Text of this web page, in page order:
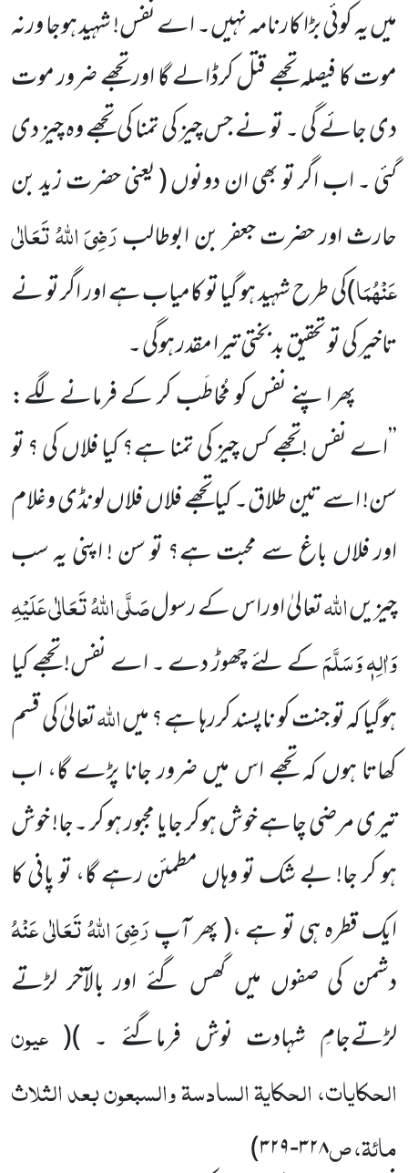
میں یہ کوئی بڑا کارنامہ نہیں۔ اے نفس! شہید ہوجا ورنہ
موت کا فیصلہ تجھے قتل کرڈالے گا اور تجھے ضرور موت
دی جائے گی ۔ تو نے جس چیز کی تمنا کی تجھے وہ چیز دی
گئی ۔ اب اگر تو بھی ان دونوں( یعنی حضرت زید بن
حارث اور حضرت جعفر بن ابوطالبرَضِیَ اللہُ تَعَالٰی
عَنْہُمَا)کی طرح شہید ہو گیا تو کامیاب ہے اور اگر تو نے
تاخیر کی تو تحقیق بد بختی تیرا مقدر ہوگی ۔
پھر اپنے نفس کو مُخاطَب کر کے فرمانے لگے:
’’اے نفس !تجھے کس چیز کی تمنا ہے؟ کیا فلاں کی ؟ تو
سن! اسے تینطلاق۔ کیا تجھے فلاں فلاں لونڈی وغلام
اور فلاں باغ سے محبت ہے؟ تو سن ! اپنی یہ سب
چیزیںاللہتعالیٰ اوراس کے رسولصَلَّی اللہُ تَعَالٰی عَلَیْہِ
وَاٰلِہٖ وَسَلَّمَکے لئے چھوڑ دے ۔ اے نفس! تجھے کیا
ہوگیا کہ تو جنت کو ناپسند کررہا ہے ؟ میںاللہتعالیٰ کیقسم
کھاتا ہوں کہ تجھے اس میں ضرور جانا پڑے گا، اب
تیری مرضی چاہے خوش ہوکر جایا مجبور ہو کر ۔جا! خوش
ہو کر جا! بے شکتو وہاںمطمئن رہے گا، تو پانی کا
ایک قطرہ ہی تو ہے ،( پھر آپرَضِیَ اللہُ تَعَالٰی عَنْہُ
دشمن کی صفوں میں گھس گئے اور بالآخر لڑتے
لڑتےجامِ شہادت نوش فرماگئے ۔ )( عیون
الحکایات، الحکایۃ السادسۃ والسبعون بعد الثلاث
مائۃ، ص۳۲۸-۳۲۹)